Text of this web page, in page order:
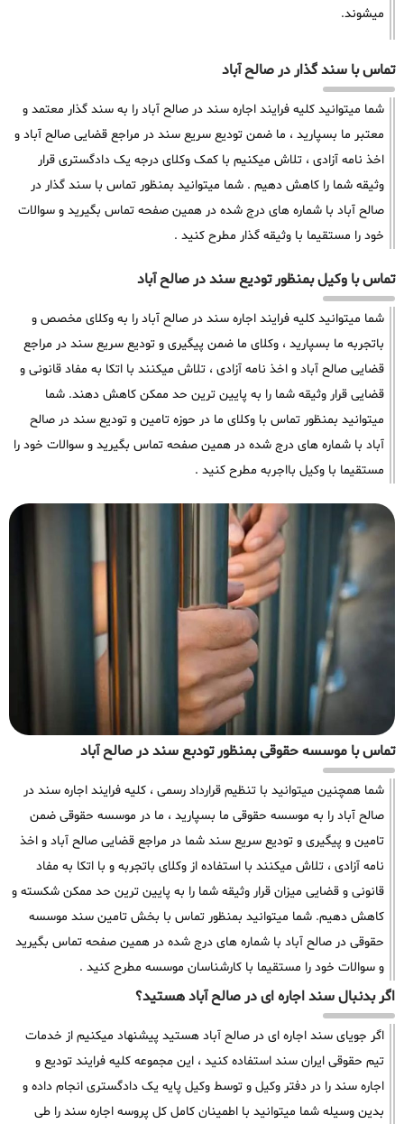
میشوند.
تماس با سند گذار در صالح آباد
شما میتوانید کلیه فرایند اجاره سند در صالح آباد را به سند گذار معتمد و
معتبر ما بسپارید ، ما ضمن تودیع سریع سند در مراجع قضایی صالح آباد و
اخذ نامه آزادی ، تلاش میکنیم با کمک وکلای درجه یک دادگستری قرار
وثیقه شما را کاهش دهیم . شما میتوانید بمنظور تماس با سند گذار در
صالح آباد با شماره های درج شده در همین صفحه تماس بگیرید و سوالات
خود را مستقیما با وثیقه گذار مطرح کنید .
تماس با وکیل بمنظور تودیع سند در صالح آباد
شما میتوانید کلیه فرایند اجاره سند در صالح آباد را به وکلای مخصص و
باتجربه ما بسپارید ، وکلای ما ضمن پیگیری و تودیع سریع سند در مراجع
قضایی صالح آباد و اخذ نامه آزادی ، تلاش میکنند با اتکا به مفاد قانونی و
قضایی قرار وثیقه شما را به پایین ترین حد ممکن کاهش دهند. شما
میتوانید بمنظور تماس با وکلای ما در حوزه تامین و تودیع سند در صالح
آباد با شماره های درج شده در همین صفحه تماس بگیرید و سوالات خود را
مستقیما با وکیل بااجربه مطرح کنید .
تماس با موسسه حقوقی بمنظور تودبع سند در صالح آباد
شما همچنین میتوانید با تنظیم قرارداد رسمی ، کلیه فرایند اجاره سند در
صالح آباد را به موسسه حقوقی ما بسپارید ، ما در موسسه حقوقی ضمن
تامین و پیگیری و تودیع سریع سند شما در مراجع قضایی صالح آباد و اخذ
نامه آزادی ، تلاش میکنند با استفاده از وکلای باتجربه و با اتکا به مفاد
قانونی و قضایی میزان قرار وثیقه شما را به پایین ترین حد ممکن شکسته و
کاهش دهیم. شما میتوانید بمنظور تماس با بخش تامین سند موسسه
حقوقی در صالح آباد با شماره های درج شده در همین صفحه تماس بگیرید
و سوالات خود را مستقیما با کارشناسان موسسه مطرح کنید .
اگر بدنبال سند اجاره ای در صالح آباد هستید؟
اگر جویای سند اجاره ای در صالح آباد هستید پیشنهاد میکنیم از خدمات
تیم حقوقی ایران سند استفاده کنید ، این مجموعه کلیه فرایند تودیع و
اجاره سند را در دفتر وکیل و توسط وکیل پایه یک دادگستری انجام داده و
بدین وسیله شما میتوانید با اطمینان کامل کل پروسه اجاره سند را طی